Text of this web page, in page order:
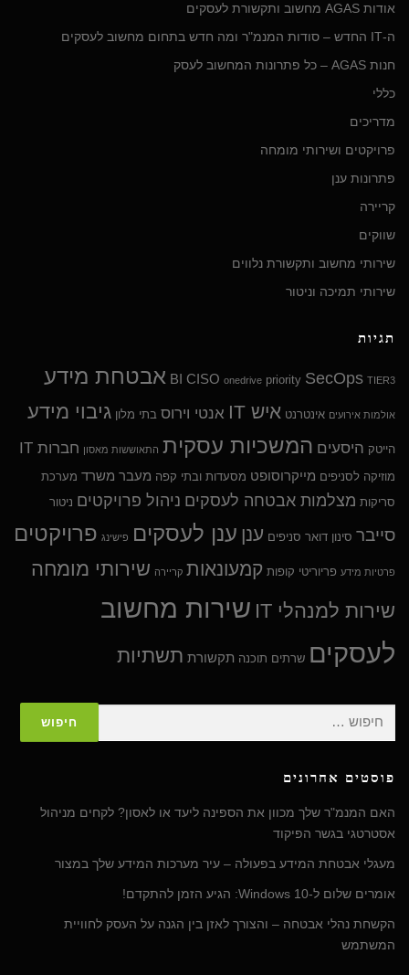
אודות AGAS מחשוב ותקשורת לעסקים
ה-IT החדש – סודות המנמ"ר ומה חדש בתחום מחשוב לעסקים
חנות AGAS – כל פתרונות המחשוב לעסק
כללי
מדריכים
פרויקטים ושירותי מומחה
פתרונות ענן
קריירה
שווקים
שירותי מחשוב ותקשורת נלווים
שירותי תמיכה וניטור
תגיות
BI CISO onedrive priority SecOps TIER3 אבטחת מידע
אולמות אירועים אינטרנט איש IT אנטי וירוס בתי מלון גיבוי מידע
הייטק היסעים המשכיות עסקית התאוששות מאסון חברות IT
מוזיקה לסניפים מייקרוסופט מסעדות ובתי קפה מעבר משרד מערכת
סריקות מצלמות אבטחה לעסקים ניהול פרויקטים ניטור
סייבר סינון דואר סניפים ענן ענן לעסקים פישינג פרויקטים
פרטיות מידע פריוריטי קופות קמעונאות קריירה שירותי מומחה
שירות למנהלי IT
שירות מחשוב
לעסקים שרתים תוכנה תקשורת תשתיות
פוסטים אחרונים
האם המנמ"ר שלך מכוון את הספינה ליעד או לאסון? לקחים מניהול
אסטרטגי בגשר הפיקוד
מעגלי אבטחת המידע בפעולה – עיר מערכות המידע שלך במצור
אומרים שלום ל-Windows 10: הגיע הזמן להתקדם!
הקשחת נהלי אבטחה – והצורך לאזן בין הגנה על העסק לחוויית
המשתמש